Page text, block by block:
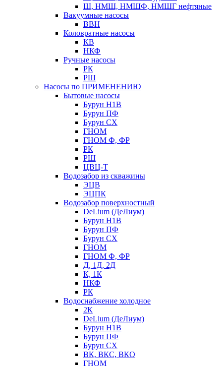
Ш, НМШ, НМШФ, НМШГ нефтяные
Вакуумные насосы
ВВН
Коловратные насосы
КВ
НКФ
Ручные насосы
РК
РШ
Насосы по ПРИМЕНЕНИЮ
Бытовые насосы
Бурун Н1В
Бурун ПФ
Бурун СХ
ГНОМ
ГНОМ Ф, ФР
РК
РШ
ЦВЦ-Т
Водозабор из скважины
ЭЦВ
ЭЦПК
Водозабор поверхностный
DeLium (ДеЛиум)
Бурун Н1В
Бурун ПФ
Бурун СХ
ГНОМ
ГНОМ Ф, ФР
Д, 1Д, 2Д
К, 1К
НКФ
РК
Водоснабжение холодное
2К
DeLium (ДеЛиум)
Бурун Н1В
Бурун ПФ
Бурун СХ
ВК, ВКС, ВКО
ГНОМ